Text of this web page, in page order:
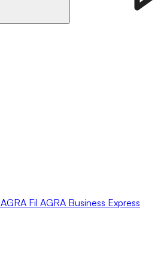
AGRA Fil AGRA Business Express